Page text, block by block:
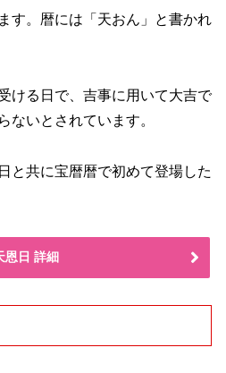
す。暦には「天おん」と書かれ
ける日で、吉事に用いて大吉で
ないとされています。
と共に宝暦暦で初めて登場した
恩日 詳細